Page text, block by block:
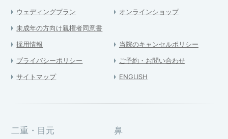
ウェディングプラン オンラインショップ
未成年の方向け親権者同意書
採用情報 当院のキャンセルポリシー
プライバシーポリシー ご予約・お問い合わせ
サイトマップ ENGLISH
二重・目元 鼻